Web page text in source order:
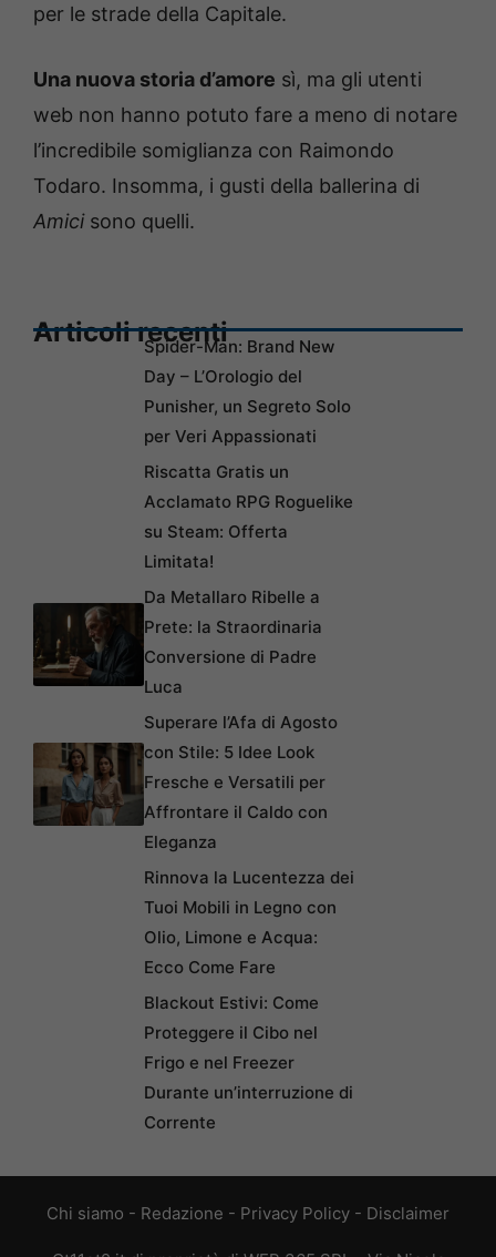
per le strade della Capitale.
Una nuova storia d’amore sì, ma gli utenti
web non hanno potuto fare a meno di notare
l’incredibile somiglianza con Raimondo
Todaro. Insomma, i gusti della ballerina di
Amicisono quelli.
Articoli recentiSpider-Man: Brand New
Day – L’Orologio del
Punisher, un Segreto Solo
per Veri Appassionati
Riscatta Gratis un
Acclamato RPG Roguelike
su Steam: Offerta
Limitata!
Da Metallaro Ribelle a
Prete: la Straordinaria
Conversione di Padre
Luca
Superare l’Afa di Agosto
con Stile: 5 Idee Look
Fresche e Versatili per
Affrontare il Caldo con
Eleganza
Rinnova la Lucentezza dei
Tuoi Mobili in Legno con
Olio, Limone e Acqua:
Ecco Come Fare
Blackout Estivi: Come
Proteggere il Cibo nel
Frigo e nel Freezer
Durante un’interruzione di
Corrente
Chi siamo - Redazione - Privacy Policy - Disclaimer